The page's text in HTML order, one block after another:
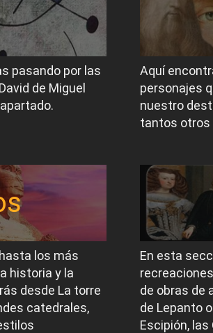
pasando por las
de Miguel
Aquí
personajes
nuestro
tantos otros
los más
historia y la
desde La torre
catedrales,
En esta
de obras de
de Lepanto
Escipión,